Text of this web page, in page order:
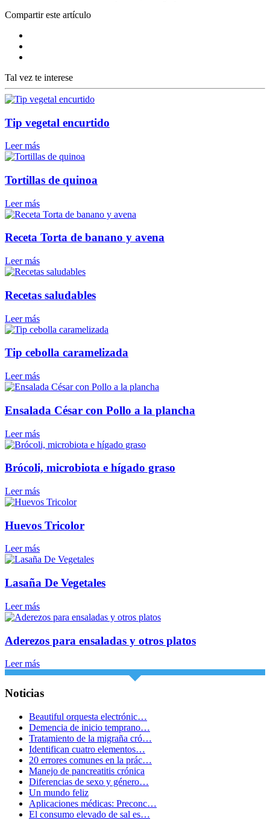
Compartir este artículo
Tal vez te interese
Tip vegetal encurtido
Leer más
Tortillas de quinoa
Leer más
Receta Torta de banano y avena
Leer más
Recetas saludables
Leer más
Tip cebolla caramelizada
Leer más
Ensalada César con Pollo a la plancha
Leer más
Brócoli, microbiota e hígado graso
Leer más
Huevos Tricolor
Leer más
Lasaña De Vegetales
Leer más
Aderezos para ensaladas y otros platos
Leer más
Noticias
Beautiful orquesta electrónic…
Demencia de inicio temprano…
Tratamiento de la migraña cró…
Identifican cuatro elementos…
20 errores comunes en la prác…
Manejo de pancreatitis crónica
Diferencias de sexo y género…
Un mundo feliz
Aplicaciones médicas: Preconc…
El consumo elevado de sal es…